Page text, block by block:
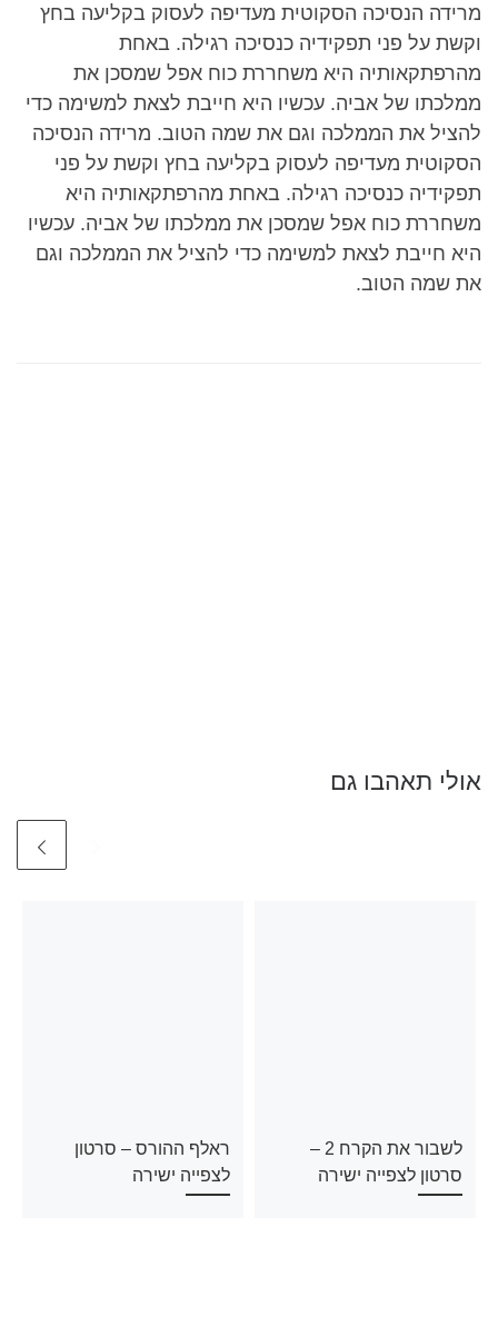
מרידה הנסיכה הסקוטית מעדיפה לעסוק בקליעה בחץ
וקשת על פני תפקידיה כנסיכה רגילה. באחת
מהרפתקאותיה היא משחררת כוח אפל שמסכן את
ממלכתו של אביה. עכשיו היא חייבת לצאת למשימה כדי
להציל את הממלכה וגם את שמה הטוב. מרידה הנסיכה
הסקוטית מעדיפה לעסוק בקליעה בחץ וקשת על פני
תפקידיה כנסיכה רגילה. באחת מהרפתקאותיה היא
משחררת כוח אפל שמסכן את ממלכתו של אביה. עכשיו
היא חייבת לצאת למשימה כדי להציל את הממלכה וגם
את שמה הטוב.
אולי תאהבו גם
לשבור את הקרח 2 –
סרטון לצפייה ישירה
ראלף ההורס – סרטון
לצפייה ישירה